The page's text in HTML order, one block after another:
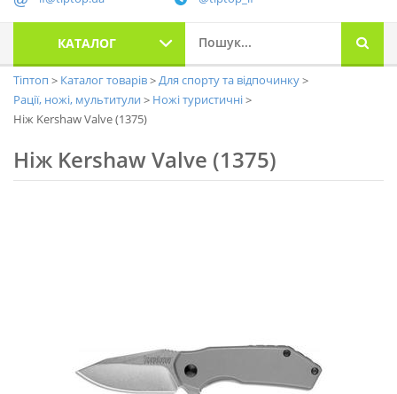
КАТАЛОГ
Тіптоп Каталог товарів
Для спорту та відпочинку
Рації, ножі, мультитули
Ножі туристичні
Ніж Kershaw Valve (1375)
Ніж Kershaw Valve (1375)